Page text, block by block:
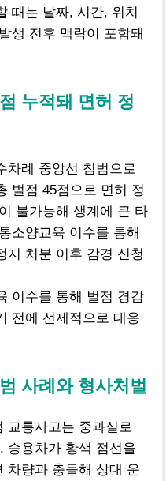
때는 날짜, 시간, 위치
생 전후 맥락이 포함돼
누적돼 면허 정
차례 중앙선 침범으로
벌점 45점으로 면허 정
불가능해 생계에 큰 타
소양교육 이수를 통해
지 처분 이후 감경 신청
이수를 통해 벌점 경감
전에 선제적으로 대응
사례와 형사처벌
교통사고는 중과실로
승용차가 황색 점선을
차량과 충돌해 상대 운